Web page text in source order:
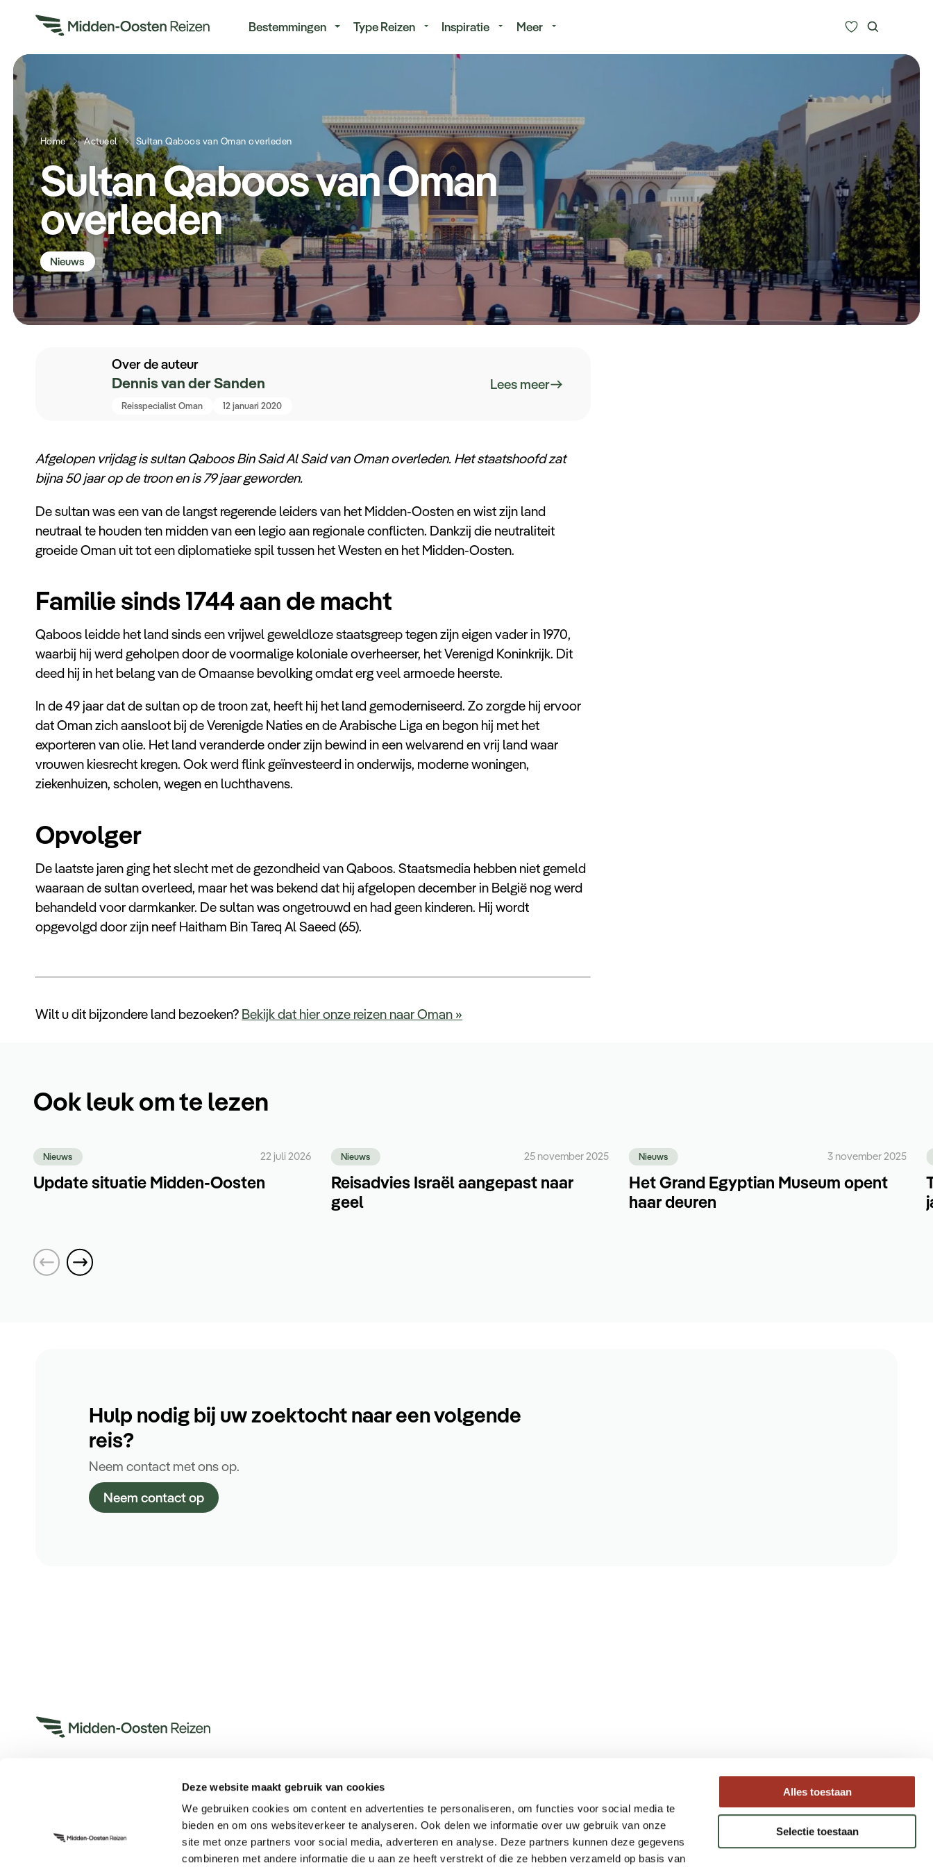
Deze website maakt gebruik van cookies
We gebruiken cookies om content en advertenties te personaliseren, om functies voor social media te
bieden en om ons websiteverkeer te analyseren. Ook delen we informatie over uw gebruik van onze
site met onze partners voor social media, adverteren en analyse. Deze partners kunnen deze gegevens
combineren met andere informatie die u aan ze heeft verstrekt of die ze hebben verzameld op basis van
Alles toestaan
Selectie toestaan
Bestemmingen Type Reizen Inspiratie Meer
Type Reizen
Inspiratie
Meer
Home Actueel Sultan Qaboos van Oman overleden
Sultan Qaboos van Oman
overleden
Nieuws
Over de auteur
Dennis van der Sanden
Reisspecialist Oman 12 januari 2020
Lees meer
Afgelopen vrijdag is sultan Qaboos Bin Said Al Said van Oman overleden. Het staatshoofd zat
bijna 50 jaar op de troon en is 79 jaar geworden.
De sultan was een van de langst regerende leiders van het Midden-Oosten en wist zijn land
neutraal te houden ten midden van een legio aan regionale conflicten. Dankzij die neutraliteit
groeide Oman uit tot een diplomatieke spil tussen het Westen en het Midden-Oosten.
Familie sinds 1744 aan de macht
Qaboos leidde het land sinds een vrijwel geweldloze staatsgreep tegen zijn eigen vader in 1970,
waarbij hij werd geholpen door de voormalige koloniale overheerser, het Verenigd Koninkrijk. Dit
deed hij in het belang van de Omaanse bevolking omdat erg veel armoede heerste.
In de 49 jaar dat de sultan op de troon zat, heeft hij het land gemoderniseerd. Zo zorgde hij ervoor
dat Oman zich aansloot bij de Verenigde Naties en de Arabische Liga en begon hij met het
exporteren van olie. Het land veranderde onder zijn bewind in een welvarend en vrij land waar
vrouwen kiesrecht kregen. Ook werd flink geïnvesteerd in onderwijs, moderne woningen,
ziekenhuizen, scholen, wegen en luchthavens.
Opvolger
De laatste jaren ging het slecht met de gezondheid van Qaboos. Staatsmedia hebben niet gemeld
waaraan de sultan overleed, maar het was bekend dat hij afgelopen december in België nog werd
behandeld voor darmkanker. De sultan was ongetrouwd en had geen kinderen. Hij wordt
opgevolgd door zijn neef Haitham Bin Tareq Al Saeed (65).
Wilt u dit bijzondere land bezoeken? Bekijk dat hier onze reizen naar Oman »
Ook leuk om te lezen
Nieuws 22 juli 2026
Update situatie Midden-Oosten
Nieuws 25 november 2025
Reisadvies Israël aangepast naar
geel
Nieuws 3 november 2025
Het Grand Egyptian Museum opent
haar deuren
Hulp nodig bij uw zoektocht naar een volgende
reis?
Neem contact met ons op.
Neem contact op
Bel ons op +31 (0)73 22 00 553
Meer informatie
Actueel
Keurmerken
Verantwoord op reis
Maatwerk Rondreizen
Luxe Reizen